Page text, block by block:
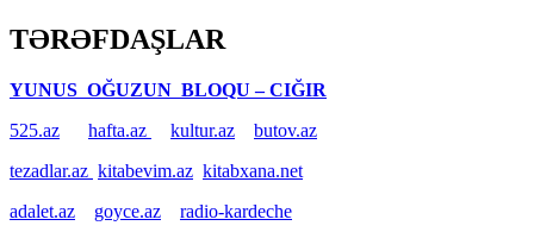
TƏRƏFDAŞLAR
YUNUS OĞUZUN BLOQU – CIĞIR
525.az
hafta.az kultur.az
butov.az
tezadlar.az kitabevim.az kitabxana.net
adalet.az
goyce.az
radio-kardeche